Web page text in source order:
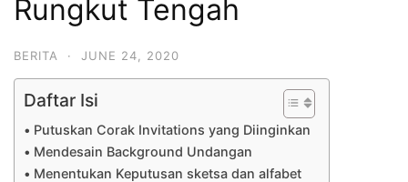
Rungkut Tengah
BERITA · JUNE 24, 2020
Daftar Isi
Putuskan Corak Invitations yang Diinginkan
Mendesain Background Undangan
Menentukan Keputusan sketsa dan alfabet